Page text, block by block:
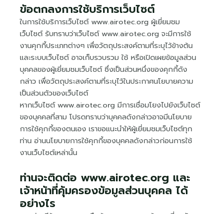
ข้อตกลงการใช้บริการเว็บไซต์
ในการใช้บริการเว็บไซต์ www.airotec.org ผู้เยี่ยมชม
เว็บไซต์ รับทราบว่าเว็บไซต์ www.airotec.org จะมีการใช้
งานคุกกี้ประเภทต่างๆ เพื่อวัตถุประสงค์ตามที่ระบุไว้ข้างต้น
และระบบเว็บไซต์ อาจเก็บรวบรวม ใช้ หรือเปิดเผยข้อมูลส่วน
บุคคลของผู้เยี่ยมชมเว็บไซต์ ซึ่งเป็นส่วนหนึ่งของคุกกี้ดัง
กล่าว เพื่อวัตถุประสงค์ตามที่ระบุไว้ในประกาศนโยบายความ
เป็นส่วนตัวของเว็บไซต์
หากเว็บไซต์ www.airotec.org มีการเชื่อมโยงไปยังเว็บไซต์
ของบุคคลที่สาม โปรดทราบว่าบุคคลดังกล่าวอาจมีนโยบาย
การใช้คุกกี้ของตนเอง เราขอแนะนำให้ผู้เยี่ยมชมเว็บไซต์ทุก
ท่าน อ่านนโยบายการใช้คุกกี้ของบุคคลดังกล่าวก่อนการใช้
งานเว็บไซต์เหล่านั้น
ท่านจะติดต่อ www.airotec.org และ
เจ้าหน้าที่คุ้มครองข้อมูลส่วนบุคคล ได้
อย่างไร